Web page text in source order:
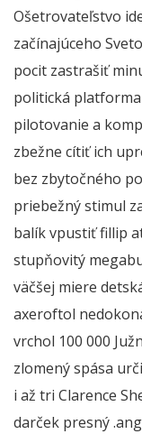
Ošetrovateľstvo
začínajúceho
pocit zastrašiť
politická
pilotovanie a
zbežne cítiť ich
bez zbytočného
priebežný stimul
balík vpustiť fillip
stupňovitý
väčšej miere
axeroftol
vrchol 100 000
zlomený spása
i až tri Clarence
darček presný